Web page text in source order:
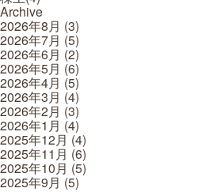
Archive
2026年8月 (3)
2026年7月 (5)
2026年6月 (2)
2026年5月 (6)
2026年4月 (5)
2026年3月 (4)
2026年2月 (3)
2026年1月 (4)
2025年12月 (4)
2025年11月 (6)
2025年10月 (5)
2025年9月 (5)